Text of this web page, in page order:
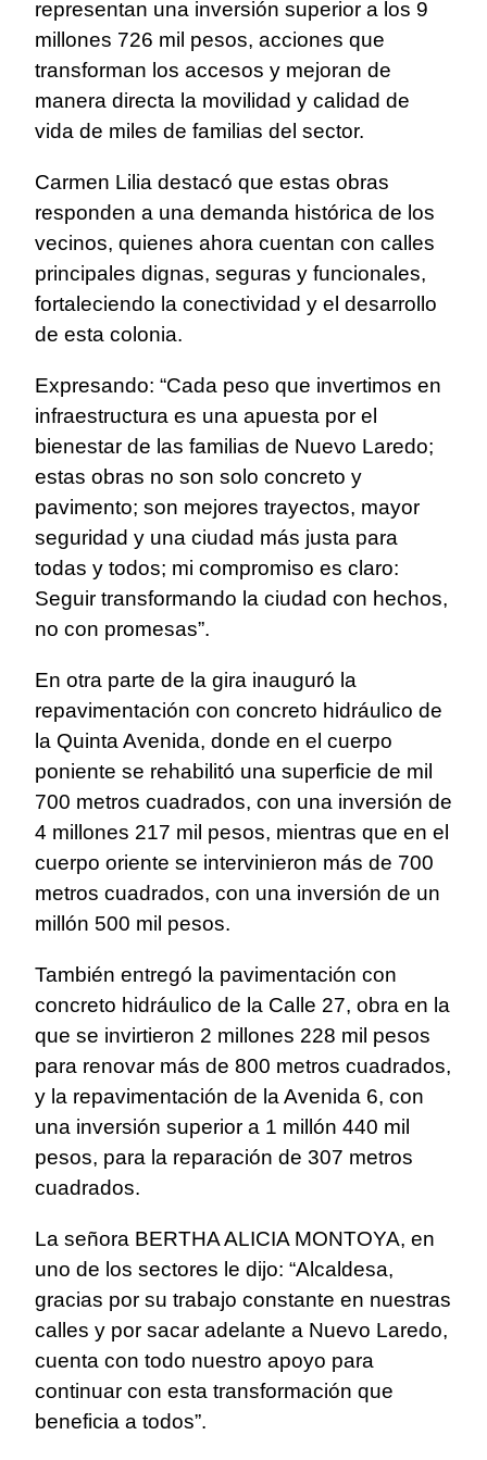
representan una inversión superior a los 9
millones 726 mil pesos, acciones que
transforman los accesos y mejoran de
manera directa la movilidad y calidad de
vida de miles de familias del sector.
Carmen Lilia destacó que estas obras
responden a una demanda histórica de los
vecinos, quienes ahora cuentan con calles
principales dignas, seguras y funcionales,
fortaleciendo la conectividad y el desarrollo
de esta colonia.
Expresando: “Cada peso que invertimos en
infraestructura es una apuesta por el
bienestar de las familias de Nuevo Laredo;
estas obras no son solo concreto y
pavimento; son mejores trayectos, mayor
seguridad y una ciudad más justa para
todas y todos; mi compromiso es claro:
Seguir transformando la ciudad con hechos,
no con promesas”.
En otra parte de la gira inauguró la
repavimentación con concreto hidráulico de
la Quinta Avenida, donde en el cuerpo
poniente se rehabilitó una superficie de mil
700 metros cuadrados, con una inversión de
4 millones 217 mil pesos, mientras que en el
cuerpo oriente se intervinieron más de 700
metros cuadrados, con una inversión de un
millón 500 mil pesos.
También entregó la pavimentación con
concreto hidráulico de la Calle 27, obra en la
que se invirtieron 2 millones 228 mil pesos
para renovar más de 800 metros cuadrados,
y la repavimentación de la Avenida 6, con
una inversión superior a 1 millón 440 mil
pesos, para la reparación de 307 metros
cuadrados.
La señora BERTHA ALICIA MONTOYA, en
uno de los sectores le dijo: “Alcaldesa,
gracias por su trabajo constante en nuestras
calles y por sacar adelante a Nuevo Laredo,
cuenta con todo nuestro apoyo para
continuar con esta transformación que
beneficia a todos”.